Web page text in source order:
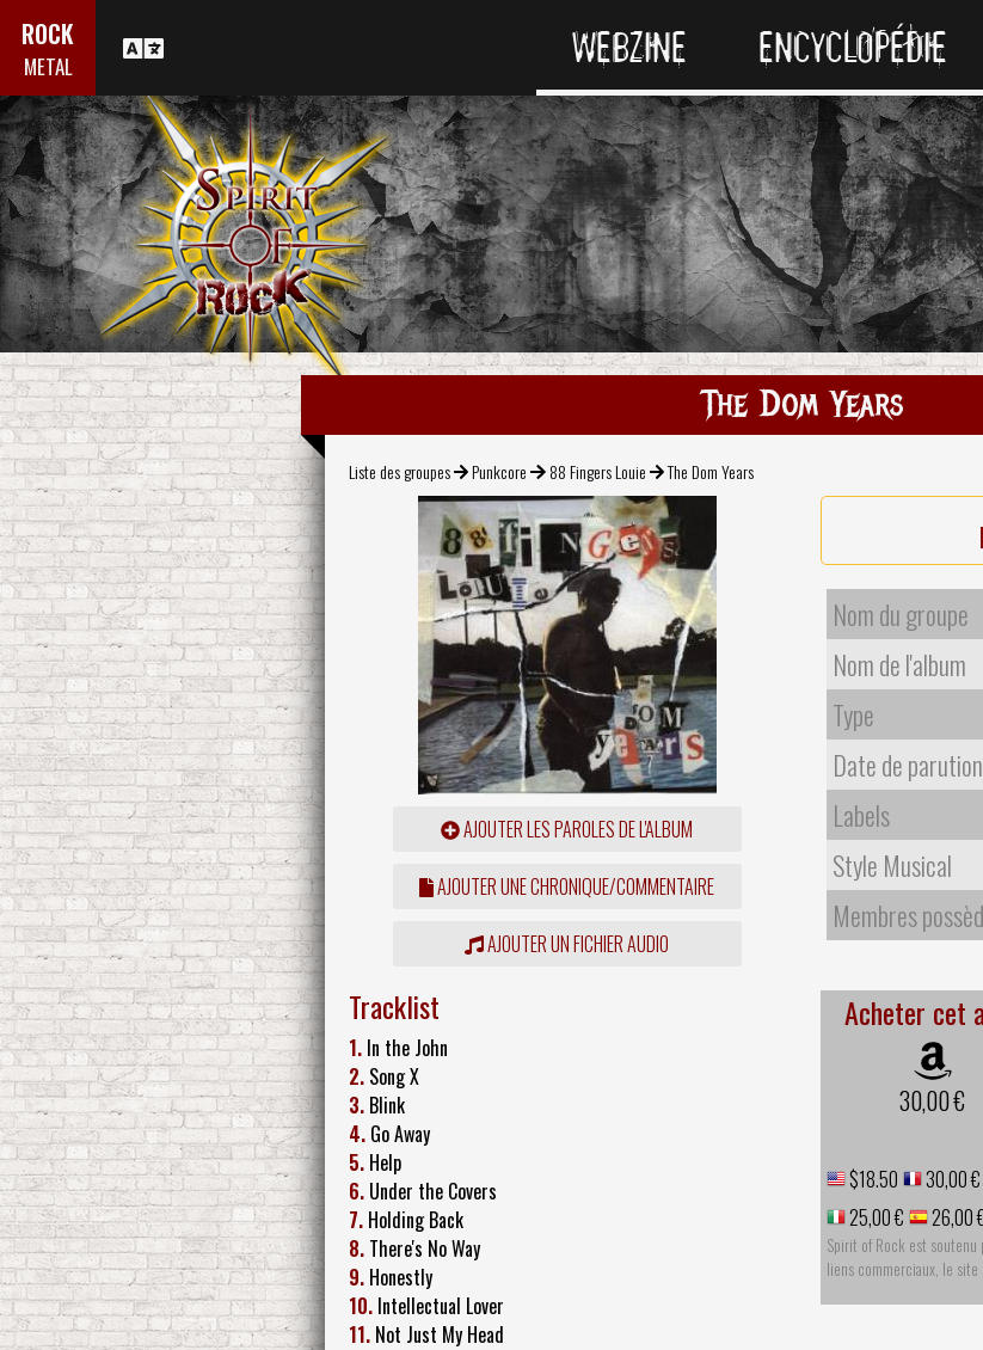
ROCK
METAL WEBZINE ENCYCLOPÉDIE
The Dom Years
Liste des groupes Punkcore 88 Fingers Louie The Dom Years
AJOUTER LES PAROLES DE L'ALBUM
AJOUTER UNE CHRONIQUE/COMMENTAIRE
AJOUTER UN FICHIER AUDIO
Nom du groupe
Nom de l'album
Type
Date de parution
Labels
Style Musical
Membres
Tracklist
1. In the John
2. Song X
3. Blink
4. Go Away
5. Help
6. Under the Covers
7. Holding Back
8. There's No Way
9. Honestly
10. Intellectual Lover
11. Not Just My Head
Acheter cet
30,00 €
$18.50 30,00 €
25,00 €
26,00
Spirit of Rock est soutenu
liens commerciaux, le